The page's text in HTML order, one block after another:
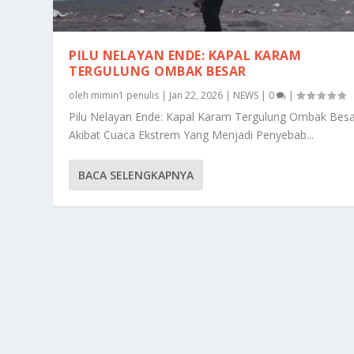
PILU NELAYAN ENDE: KAPAL KARAM
TERGULUNG OMBAK BESAR
oleh mimin1 penulis | Jan 22, 2026 | NEWS | 0 |
Pilu Nelayan Ende: Kapal Karam Tergulung Ombak
Akibat Cuaca Ekstrem Yang Menjadi Penyebab...
BACA SELENGKAPNYA